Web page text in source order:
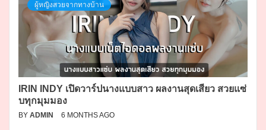
ผู้หญิงสวยจากทางบ้าน
IRIN INDY เปิดวาร์ปนางแบบสาว ผลงานสุดเสียว สวยแซ่
บทุกมุมมอง
BY ADMIN 6 MONTHS AGO